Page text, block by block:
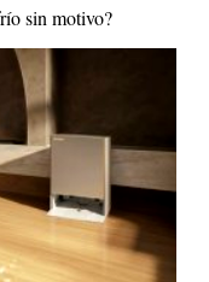
sin motivo?